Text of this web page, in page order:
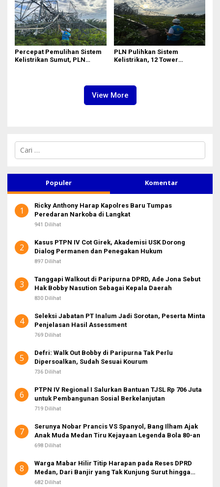
Percepat Pemulihan Sistem
Kelistrikan Sumut, PLN
PLN Pulihkan Sistem
Kelistrikan, 12 Tower
View More
C
i
n
u
k
Populer Komentar
1
Ricky Anthony Harap Kapolres Baru Tumpas
Peredaran Narkoba di Langkat
941 Dilihat
2
Kasus PTPN IV Cot Girek, Akademisi USK Dorong
Dialog Permanen dan Penegakan Hukum
897 Dilihat
3
Tanggapi Walkout di Paripurna DPRD, Ade Jona Sebut
Hak Bobby Nasution Sebagai Kepala Daerah
830 Dilihat
4
Seleksi Jabatan PT Inalum Jadi Sorotan, Peserta Minta
Penjelasan Hasil Assessment
769 Dilihat
5
Defri: Walk Out Bobby di Paripurna Tak Perlu
Dipersoalkan, Sudah Sesuai Kourum
736 Dilihat
6
PTPN IV Regional I Salurkan Bantuan TJSL Rp 706 Juta
untuk Pembangunan Sosial Berkelanjutan
719 Dilihat
7
Serunya Nobar Prancis VS Spanyol, Bang Ilham Ajak
Anak Muda Medan Tiru Kejayaan Legenda Bola 80-an
698 Dilihat
8
Warga Mabar Hilir Titip Harapan pada Reses DPRD
Medan, Dari Banjir yang Tak Kunjung Surut hingga
Layanan IKD
682 Dilihat